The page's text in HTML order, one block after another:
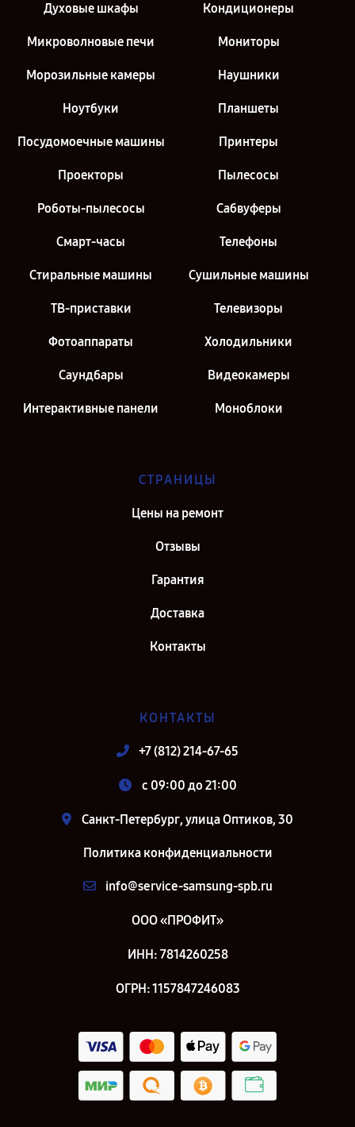
Духовые шкафы Кондиционеры
Микроволновые печи Мониторы
Морозильные камеры Наушники
Ноутбуки Планшеты
Посудомоечные машины Принтеры
Проекторы Пылесосы
Роботы-пылесосы Сабвуферы
Смарт-часы Телефоны
Стиральные машины Сушильные машины
ТВ-приставки Телевизоры
Фотоаппараты Холодильники
Саундбары Видеокамеры
Интерактивные панели Моноблоки
СТРАНИЦЫ
Цены на ремонт
Отзывы
Гарантия
Доставка
Контакты
КОНТАКТЫ
+7 (812) 214-67-65
c 09:00 до 21:00
Санкт-Петербург, улица Оптиков, 30
Политика конфиденциальности
info@service-samsung-spb.ru
ООО «ПРОФИТ»
ИНН: 7814260258
ОГРН: 1157847246083